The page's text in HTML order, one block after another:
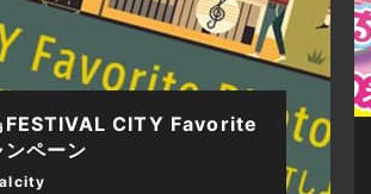
FESTIVAL CITY Favorite
ペーン